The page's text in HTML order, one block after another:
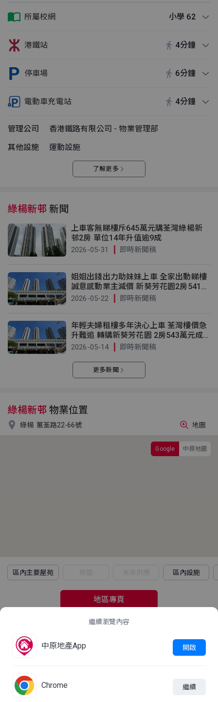
加入比較
所屬校網 小學 62
港鐵站 4分鐘
停車場 6分鐘
電動車充電站 4分鐘
管理公司
香港鐵路有限公司 - 物業管理部
其他設施
運動設施
了解更多
綠楊新邨 新聞
上車客無睇樓斥645萬元購荃灣綠楊新
邨2房 單位14年升值逾9成
2026-05-31 即時新聞稿
姐姐出錢出力助妹妹上車 全家出動睇樓
誠意感動業主減價 新葵芳花園2房541萬
元成交
2026-05-22 即時新聞稿
年輕夫婦租樓多年決心上車 荃灣樓價急
升難追 轉購新葵芳花園 2房543萬元成
交
2026-05-14 即時新聞稿
更多新聞
綠楊新邨 物業位置
 綠楊 蕙荃路22-66號
Google 中原地圖
地圖
區內主要屋苑 區內設施
地區專頁
2021年人口普查
這屋苑平均家庭住戶每月收入是多少？
立即查看
繼續瀏覽內容
中原地產App 開啟
Chrome 繼續